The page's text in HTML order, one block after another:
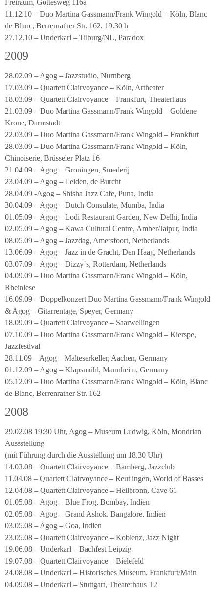
Freiraum, Gottesweg 116a
11.12.10 – Duo Martina Gassmann/Frank Wingold – Köln, Blanc
de Blanc, Berrenrather Str. 162, 19.30 h
27.12.10 – Underkarl – Tilburg/NL, Paradox
2009
28.02.09 – Agog – Jazzstudio, Nürnberg
17.03.09 – Quartett Clairvoyance – Köln, Artheater
18.03.09 – Quartett Clairvoyance – Frankfurt, Theaterhaus
21.03.09 – Duo Martina Gassmann/Frank Wingold – Goldene
Krone, Darmstadt
22.03.09 – Duo Martina Gassmann/Frank Wingold – Frankfurt
28.03.09 – Duo Martina Gassmann/Frank Wingold – Köln,
Chinoiserie, Brüsseler Platz 16
21.04.09 – Agog – Groningen, Smederij
23.04.09 – Agog – Leiden, de Burcht
28.04.09 -Agog – Shisha Jazz Cafe, Puna, India
30.04.09 – Agog – Dutch Consulate, Mumba, India
01.05.09 – Agog – Lodi Restaurant Garden, New Delhi, India
02.05.09 – Agog – Kawa Cultural Centre, Amber/Jaipur, India
08.05.09 – Agog – Jazzdag, Amersfoort, Netherlands
13.06.09 – Agog – Jazz in de Gracht, Den Haag, Netherlands
03.07.09 – Agog – Dizzy´s, Rotterdam, Netherlands
04.09.09 – Duo Martina Gassmann/Frank Wingold – Köln,
Rheinlese
16.09.09 – Doppelkonzert Duo Martina Gassmann/Frank Wingold
& Agog – Gitarrentage, Speyer, Germany
18.09.09 – Quartett Clairvoyance – Saarwellingen
07.10.09 – Duo Martina Gassmann/Frank Wingold – Kierspe,
Jazzfestival
28.11.09 – Agog – Malteserkeller, Aachen, Germany
01.12.09 – Agog – Klapsmühl, Mannheim, Germany
05.12.09 – Duo Martina Gassmann/Frank Wingold – Köln, Blanc
de Blanc, Berrenrather Str. 162
2008
29.02.08 19:30 Uhr, Agog – Museum Ludwig, Köln, Mondrian
Aussstellung
(mit Führung durch die Ausstellung um 18.30 Uhr)
14.03.08 – Quartett Clairvoyance – Bamberg, Jazzclub
11.04.08 – Quartett Clairvoyance – Reutlingen, World of Basses
12.04.08 – Quartett Clairvoyance – Heilbronn, Cave 61
01.05.08 – Agog – Blue Frog, Bombay, Indien
02.05.08 – Agog – Grand Ashok, Bangalore, Indien
03.05.08 – Agog – Goa, Indien
23.05.08 – Quartett Clairvoyance – Koblenz, Jazz Night
19.06.08 – Underkarl – Bachfest Leipzig
19.07.08 – Quartett Clairvoyance – Bielefeld
24.08.08 – Underkarl – Historisches Museum, Frankfurt/Main
04.09.08 – Underkarl – Stuttgart, Theaterhaus T2